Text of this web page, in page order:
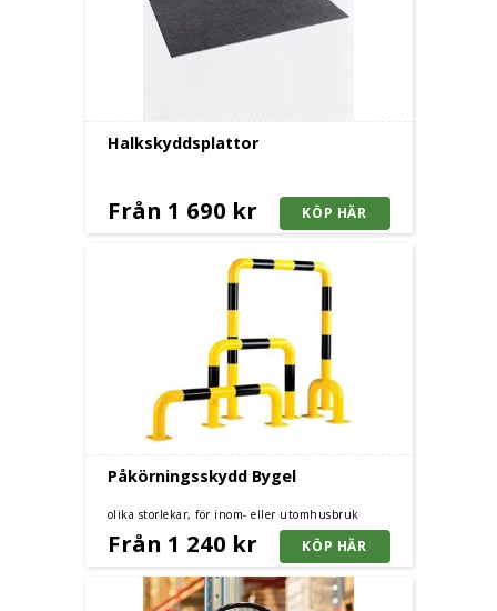
Halkskyddsplattor
Från 1 690 kr
Påkörningsskydd Bygel
olika storlekar, för inom- eller utomhusbruk
Från 1 240 kr